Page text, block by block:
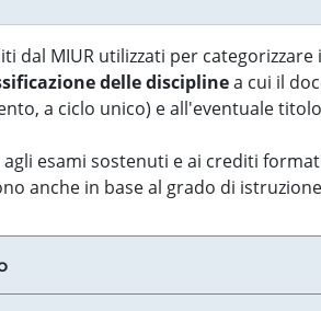
dal MIUR utilizzati per
delle disciplinea cui il
a ciclo unico) e all'eventuale
esami sostenuti e ai crediti
anche in base al grado di